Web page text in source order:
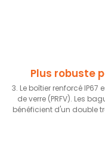
Plus robuste
3. Le boîtier renforcé
de verre (PRFV). Les
bénéficient d'un double